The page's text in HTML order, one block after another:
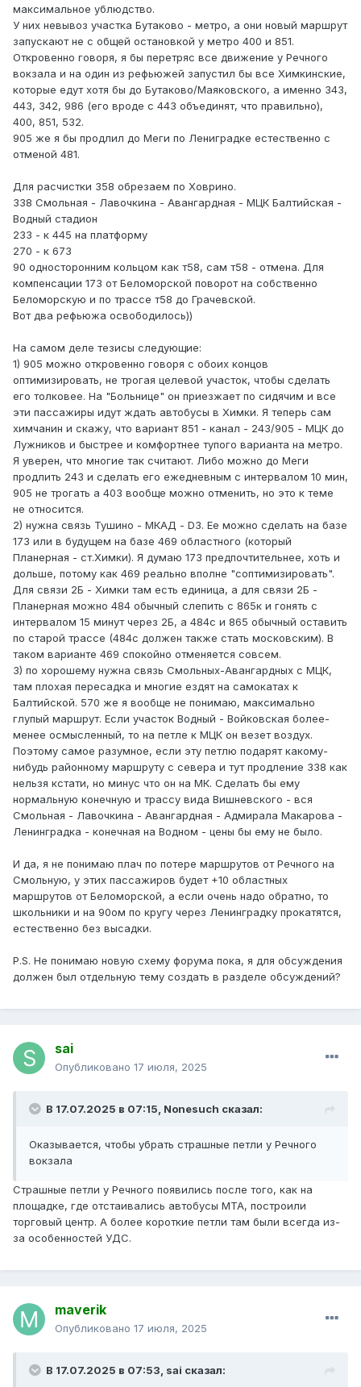
максимальное ублюдство.
У них невывоз участка Бутаково - метро, а они новый маршрут
запускают не с общей остановкой у метро 400 и 851.
Откровенно говоря, я бы перетряс все движение у Речного
вокзала и на один из рефьюжей запустил бы все Химкинские,
которые едут хотя бы до Бутаково/Маяковского, а именно 343,
443, 342, 986 (его вроде с 443 объединят, что правильно),
400, 851, 532.
905 же я бы продлил до Меги по Лениградке естественно с
отменой 481.
Для расчистки 358 обрезаем по Ховрино.
338 Смольная - Лавочкина - Авангардная - МЦК Балтийская -
Водный стадион
233 - к 445 на платформу
270 - к 673
90 односторонним кольцом как т58, сам т58 - отмена. Для
компенсации 173 от Беломорской поворот на собственно
Беломорскую и по трассе т58 до Грачевской.
Вот два рефьюжа освободилось))
На самом деле тезисы следующие:
1) 905 можно откровенно говоря с обоих концов
оптимизировать, не трогая целевой участок, чтобы сделать
его толковее. На "Больнице" он приезжает по сидячим и все
эти пассажиры идут ждать автобусы в Химки. Я теперь сам
химчанин и скажу, что вариант 851 - канал - 243/905 - МЦК до
Лужников и быстрее и комфортнее тупого варианта на метро.
Я уверен, что многие так считают. Либо можно до Меги
продлить 243 и сделать его ежедневным с интервалом 10 мин,
905 не трогать а 403 вообще можно отменить, но это к теме
не относится.
2) нужна связь Тушино - МКАД - D3. Ее можно сделать на базе
173 или в будущем на базе 469 областного (который
Планерная - ст.Химки). Я думаю 173 предпочтительнее, хоть и
дольше, потому как 469 реально вполне "соптимизировать".
Для связи 2Б - Химки там есть единица, а для связи 2Б -
Планерная можно 484 обычный слепить с 865к и гонять с
интервалом 15 минут через 2Б, а 484с и 865 обычный оставить
по старой трассе (484с должен также стать московским). В
таком варианте 469 спокойно отменяется совсем.
3) по хорошему нужна связь Смольных-Авангардных с МЦК,
там плохая пересадка и многие ездят на самокатах к
Балтийской. 570 же я вообще не понимаю, максимально
глупый маршрут. Если участок Водный - Войковская более-
менее осмысленный, то на петле к МЦК он везет воздух.
Поэтому самое разумное, если эту петлю подарят какому-
нибудь районному маршруту с севера и тут продление 338 как
нельзя кстати, но минус что он на МК. Сделать бы ему
нормальную конечную и трассу вида Вишневского - вся
Смольная - Лавочкина - Авангардная - Адмирала Макарова -
Ленинградка - конечная на Водном - цены бы ему не было.
И да, я не понимаю плач по потере маршрутов от Речного на
Смольную, у этих пассажиров будет +10 областных
маршрутов от Беломорской, а если очень надо обратно, то
школьники и на 90ом по кругу через Ленинградку прокатятся,
естественно без высадки.
P.S. Не понимаю новую схему форума пока, я для обсуждения
должен был отдельную тему создать в разделе обсуждений?
sai
Опубликовано 17 июля, 2025
В 17.07.2025 в 07:15, Nonesuch сказал:
Оказывается, чтобы убрать страшные петли у Речного
вокзала
Страшные петли у Речного появились после того, как на
площадке, где отстаивались автобусы МТА, построили
торговый центр. А более короткие петли там были всегда из-
за особенностей УДС.
maverik
Опубликовано 17 июля, 2025
В 17.07.2025 в 07:53, sai сказал: